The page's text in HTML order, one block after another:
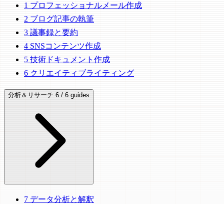
1 プロフェッショナルメール作成
2 ブログ記事の執筆
3 議事録と要約
4 SNSコンテンツ作成
5 技術ドキュメント作成
6 クリエイティブライティング
分析＆リサーチ 6 / 6 guides
7 データ分析と解釈